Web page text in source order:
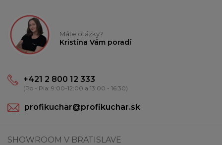
Máte otázky?
Kristína Vám poradí
+421 2 800 12 333
(Po - Pia: 9:00-12:00 a 13:00 - 16:30)
profikuchar@profikuchar.sk
SHOWROOM V BRATISLAVE